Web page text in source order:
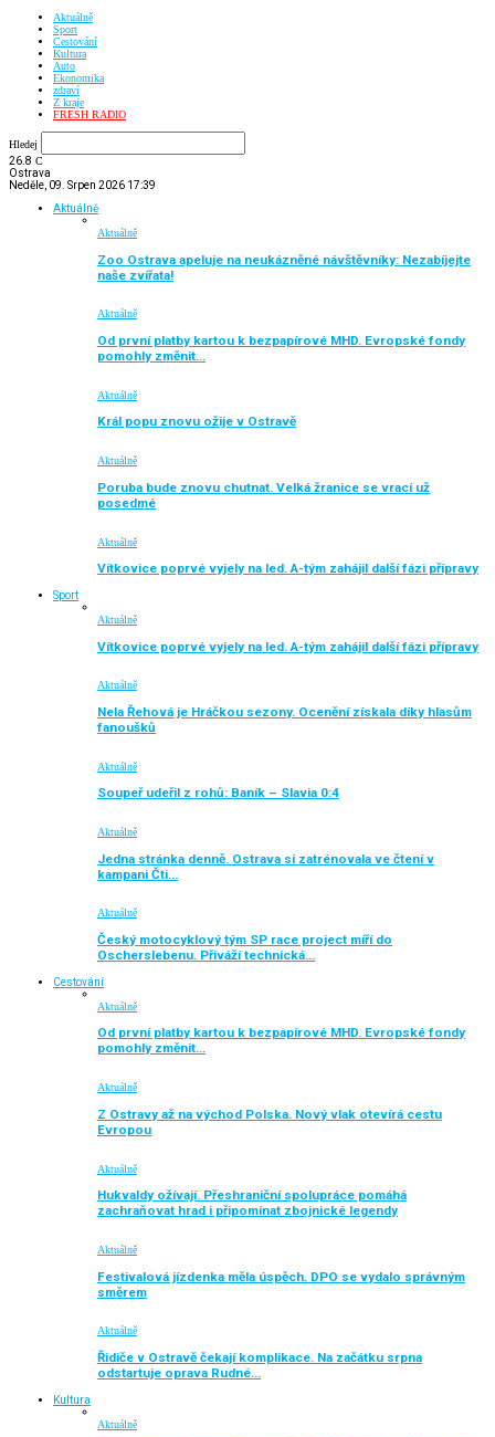
Aktuálně
Sport
Cestování
Kultura
Auto
Ekonomika
zdraví
Z kraje
FRESH RADIO
Hledej
26.8 C
Ostrava
Neděle, 09. Srpen 2026 17:39
Aktuálně
Aktuálně
Zoo Ostrava apeluje na neukázněné návštěvníky: Nezabíjejte
naše zvířata!
Aktuálně
Od první platby kartou k bezpapírové MHD. Evropské fondy
pomohly změnit…
Aktuálně
Král popu znovu ožije v Ostravě
Aktuálně
Poruba bude znovu chutnat. Velká žranice se vrací už
posedmé
Aktuálně
Vítkovice poprvé vyjely na led. A-tým zahájil další fázi přípravy
Sport
Aktuálně
Vítkovice poprvé vyjely na led. A-tým zahájil další fázi přípravy
Aktuálně
Nela Řehová je Hráčkou sezony. Ocenění získala díky hlasům
fanoušků
Aktuálně
Soupeř udeřil z rohů: Baník – Slavia 0:4
Aktuálně
Jedna stránka denně. Ostrava si zatrénovala ve čtení v
kampani Čti…
Aktuálně
Český motocyklový tým SP race project míří do
Oscherslebenu. Přiváží technická…
Cestování
Aktuálně
Od první platby kartou k bezpapírové MHD. Evropské fondy
pomohly změnit…
Aktuálně
Z Ostravy až na východ Polska. Nový vlak otevírá cestu
Evropou
Aktuálně
Hukvaldy ožívají. Přeshraniční spolupráce pomáhá
zachraňovat hrad i připomínat zbojnické legendy
Aktuálně
Festivalová jízdenka měla úspěch. DPO se vydalo správným
směrem
Aktuálně
Řidiče v Ostravě čekají komplikace. Na začátku srpna
odstartuje oprava Rudné…
Kultura
Aktuálně